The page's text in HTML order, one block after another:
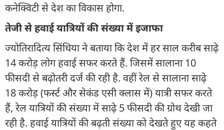
कनेक्विटी से देश का विकास होगा.
तेजी से हवाई यात्रियों की संख्या में इजाफा
ज्योतिरादित्य सिंधिया ने बताया कि देश में हर साल करीब साढ़े
14 करोड़ लोग हवाई सफर करते हैं. जिसमें सालाना 10
फीसदी से बढ़ोतरी दर्ज की रही है. वहीं रेल से सालाना साढ़े
18 करोड़ (फर्स्ट और सेकंड एसी क्लास में) यात्री सफर करते
हैं, रेल यात्रियों की संख्या में साढ़े 5 फीसदी की ग्रोथ देखी जा
रही है. हवाई यात्रियों की बढ़ती संख्या को देखते हुए यह कहते